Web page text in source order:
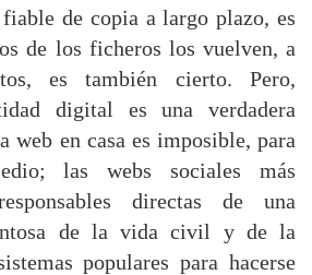
de copia a largo plazo, es
de los ficheros los vuelven, a
es también cierto. Pero,
digital es una verdadera
web en casa es imposible, para
las webs sociales más
directas de una
de la vida civil y de la
populares para hacerse